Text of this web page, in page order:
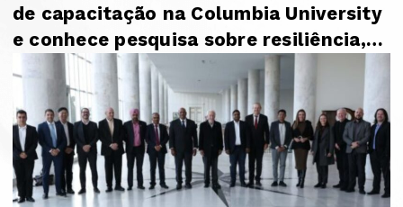
de capacitação na Columbia University
e conhece pesquisa sobre resiliência,
apre...